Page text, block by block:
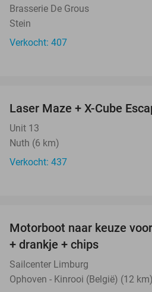
Brasserie De Grous
Stein
Verkocht: 407
Laser Maze + X-Cube
Unit 13
Nuth (6 km)
Verkocht: 437
Motorboot naar keuze
+ drankje + chips
Sailcenter Limburg
Ophoven - Kinrooi (België) (12 km)